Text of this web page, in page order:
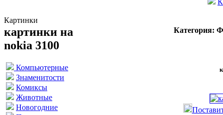
Картинки
картинки на
nokia 3100
Компьютерные
Знаменитости
Комиксы
Животные
Новогодние
Категория: